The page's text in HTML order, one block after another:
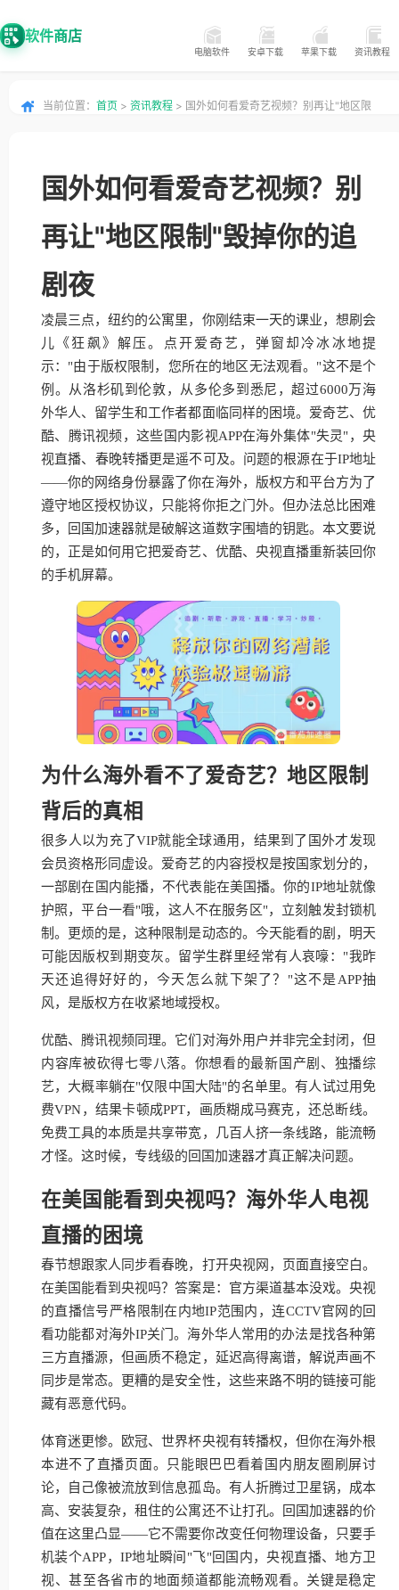
软件商店
电脑软件 安卓下载 苹果下载 资讯教程
当前位置： 首页 > 资讯教程 > 国外如何看爱奇艺视频？别再让"地区限
国外如何看爱奇艺视频？别
再让"地区限制"毁掉你的追
剧夜
凌晨三点，纽约的公寓里，你刚结束一天的课业，想刷会
儿《狂飙》解压。点开爱奇艺，弹窗却冷冰冰地提
示："由于版权限制，您所在的地区无法观看。"这不是个
例。从洛杉矶到伦敦，从多伦多到悉尼，超过6000万海
外华人、留学生和工作者都面临同样的困境。爱奇艺、优
酷、腾讯视频，这些国内影视APP在海外集体"失灵"，央
视直播、春晚转播更是遥不可及。问题的根源在于IP地址
——你的网络身份暴露了你在海外，版权方和平台方为了
遵守地区授权协议，只能将你拒之门外。但办法总比困难
多，回国加速器就是破解这道数字围墙的钥匙。本文要说
的，正是如何用它把爱奇艺、优酷、央视直播重新装回你
的手机屏幕。
为什么海外看不了爱奇艺？地区限制
背后的真相
很多人以为充了VIP就能全球通用，结果到了国外才发现
会员资格形同虚设。爱奇艺的内容授权是按国家划分的，
一部剧在国内能播，不代表能在美国播。你的IP地址就像
护照，平台一看"哦，这人不在服务区"，立刻触发封锁机
制。更烦的是，这种限制是动态的。今天能看的剧，明天
可能因版权到期变灰。留学生群里经常有人哀嚎："我昨
天还追得好好的，今天怎么就下架了？"这不是APP抽
风，是版权方在收紧地域授权。
优酷、腾讯视频同理。它们对海外用户并非完全封闭，但
内容库被砍得七零八落。你想看的最新国产剧、独播综
艺，大概率躺在"仅限中国大陆"的名单里。有人试过用免
费VPN，结果卡顿成PPT，画质糊成马赛克，还总断线。
免费工具的本质是共享带宽，几百人挤一条线路，能流畅
才怪。这时候，专线级的回国加速器才真正解决问题。
在美国能看到央视吗？海外华人电视
直播的困境
春节想跟家人同步看春晚，打开央视网，页面直接空白。
在美国能看到央视吗？答案是：官方渠道基本没戏。央视
的直播信号严格限制在内地IP范围内，连CCTV官网的回
看功能都对海外IP关门。海外华人常用的办法是找各种第
三方直播源，但画质不稳定，延迟高得离谱，解说声画不
同步是常态。更糟的是安全性，这些来路不明的链接可能
藏有恶意代码。
体育迷更惨。欧冠、世界杯央视有转播权，但你在海外根
本进不了直播页面。只能眼巴巴看着国内朋友圈刷屏讨
论，自己像被流放到信息孤岛。有人折腾过卫星锅，成本
高、安装复杂，租住的公寓还不让打孔。回国加速器的价
值在这里凸显——它不需要你改变任何物理设备，只要手
机装个APP，IP地址瞬间"飞"回国内，央视直播、地方卫
视、甚至各省市的地面频道都能流畅观看。关键是稳定